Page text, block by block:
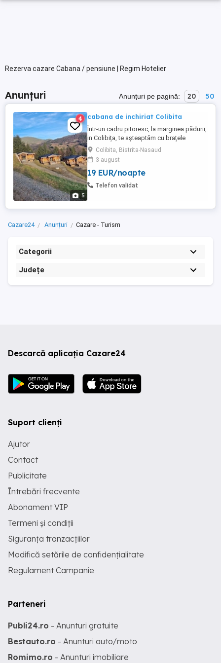
Rezerva cazare Cabana / pensiune | Regim Hotelier
Anunțuri Anunțuri pe pagină: 20 50
5
4 cabana de inchiriat Colibita
Într-un cadru pitoresc, la marginea pădurii,
in Colibița, te așteaptăm cu brațele
deschise un adevărat refugiu unde liniștea
naturii se îmbină armonios cu confortul
modern. Construită din bușteni și cu un
farmec ce amintește de poveștile
scandinave, această cabană este
Colibita, Bistrita-Nasaud
3 august
19 EUR/noapte
Telefon validat
Cazare24 Anunțuri Cazare - Turism
Categorii
Județe
Descarcă aplicația Cazare24
Suport clienți
Ajutor
Contact
Publicitate
Întrebări frecvente
Abonament VIP
Termeni și condiții
Siguranța tranzacțiilor
Modifică setările de confidențialitate
Regulament Campanie
Parteneri
Publi24.ro - Anunturi gratuite
Bestauto.ro - Anunturi auto/moto
Romimo.ro - Anunturi imobiliare